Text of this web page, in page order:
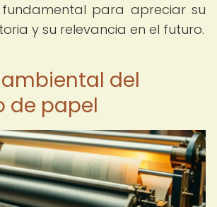
para apreciar su
y su relevancia en el futuro.
del
de papel